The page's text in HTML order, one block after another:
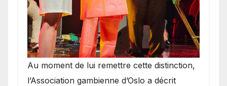
​Au moment de lui remettre cette distinction,
l’Association gambienne d’Oslo a décrit